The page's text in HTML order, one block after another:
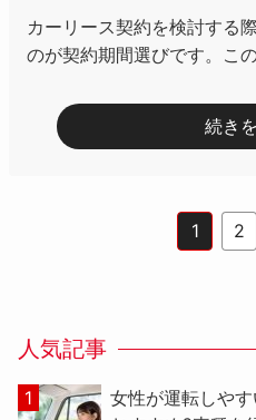
カーリース契約を検討する
のが契約期間選びです。こ
続き
1 2
人気記事
女性が運転しや